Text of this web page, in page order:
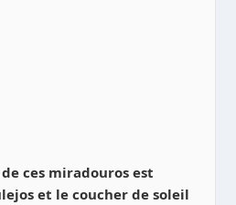
ces miradouros est
et le coucher de soleil